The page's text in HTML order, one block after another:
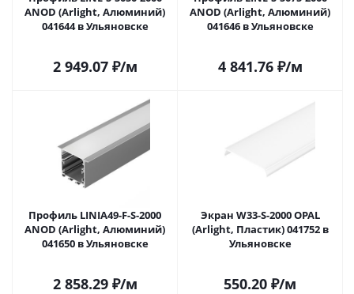
ANOD (Arlight, Алюминий)
041644 в Ульяновске
2 949.07₽/м
ANOD (Arlight, Алюминий)
041646 в Ульяновске
4 841.76₽/м
Профиль LINIA49-F-S-2000
ANOD (Arlight, Алюминий)
041650 в Ульяновске
2 858.29₽/м
Экран W33-S-2000 OPAL
(Arlight, Пластик) 041752 в
Ульяновске
550.20 ₽/м